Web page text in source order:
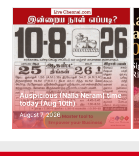
Auspicious (Nalla Neram) time
today (Aug 10th)
August 7, 2026